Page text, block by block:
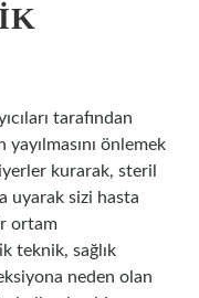
tarafından
önlemek
kurarak, steril
uyarak sizi hasta
ortam
teknik, sağlık
neden olan